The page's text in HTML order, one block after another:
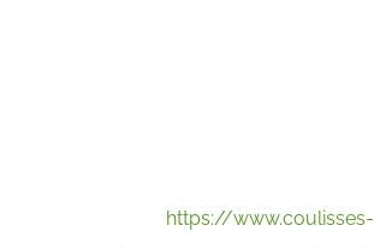
https://www.coulisses-